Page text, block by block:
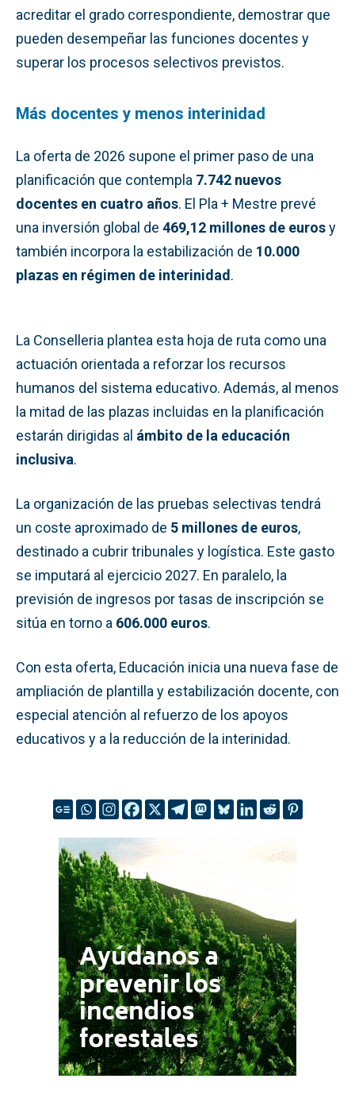
acreditar el grado correspondiente, demostrar que
pueden desempeñar las funciones docentes y
superar los procesos selectivos previstos.
Más docentes y menos interinidad
La oferta de 2026 supone el primer paso de una
planificación que contempla 7.742 nuevos
docentes en cuatro años. El Pla + Mestre prevé
una inversión global de 469,12 millones de eurosy
también incorpora la estabilización de 10.000
plazas en régimen de interinidad.
La Conselleria plantea esta hoja de ruta como una
actuación orientada a reforzar los recursos
humanos del sistema educativo. Además, al menos
la mitad de las plazas incluidas en la planificación
estarán dirigidas al ámbito de la educación
inclusiva.
La organización de las pruebas selectivas tendrá
un coste aproximado de 5 millones de euros,
destinado a cubrir tribunales y logística. Este gasto
se imputará al ejercicio 2027. En paralelo, la
previsión de ingresos por tasas de inscripción se
sitúa en torno a 606.000 euros.
Con esta oferta, Educación inicia una nueva fase de
ampliación de plantilla y estabilización docente, con
especial atención al refuerzo de los apoyos
educativos y a la reducción de la interinidad.